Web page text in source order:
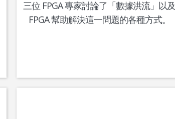
三位 FPGA 專家討論了「數據洪流」以及
FPGA 幫助解決這一問題的各種方式。